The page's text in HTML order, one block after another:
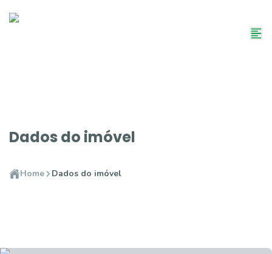
Dados do imóvel
Home Dados do imóvel